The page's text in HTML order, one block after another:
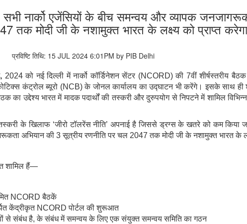
नार्को एजेंसियों के बीच समन्वय और व्यापक
तक मोदी जी के नशामुक्त भारत के लक्ष्य को प्राप्त करेगा
प्रविष्टि तिथि: 15 JUL 2024 6:01PM by PIB Delhi
, 2024 को नई दिल्ली में नार्को कॉर्डिनेशन सेंटर (NCORD) की 7वीं शीर्षस्तरीय
कंट्रोल ब्यूरो (NCB) के जोनल कार्यालय का उद्घाटन भी करेंगे। इसके साथ ही
का उद्देश्य भारत में मादक पदार्थों की तस्करी और दुरुपयोग से निपटने में शामिल
तस्करी के खिलाफ ‘जीरो टॉलरेंस नीति’ अपनाई है जिससे ड्रग्स के खतरे को कम
अभियान की 3 सूत्रीय रणनीति पर चल 2047 तक मोदी जी के नशामुक्त भारत के
शामिल हैं—
NCORD बैठकें
केंद्रीकृत NCORD पोर्टल की शुरूआत
से संबंध है, के संबंध में समन्वय के लिए एक संयुक्त समन्वय समिति का गठन